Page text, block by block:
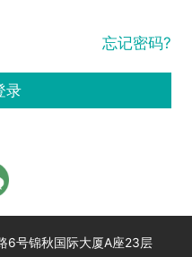
忘记密码?
录
6号锦秋国际大厦A座23层